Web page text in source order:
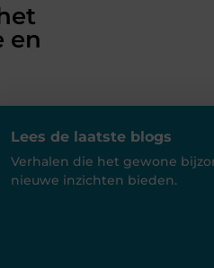
en
Lees de laatste blogs
Verhalen die het gewone
nieuwe inzichten bieden.